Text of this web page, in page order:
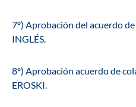
7º) Aprobación del acuerdo
INGLÉS.
8º) Aprobación acuerdo de
EROSKI.